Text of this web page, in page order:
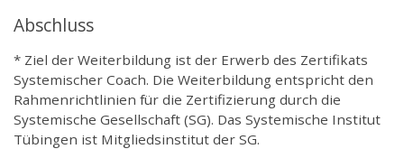
Abschluss
* Ziel der Weiterbildung ist der Erwerb des Zertifikats
Systemischer Coach. Die Weiterbildung entspricht den
Rahmenrichtlinien für die Zertifizierung durch die
Systemische Gesellschaft (SG). Das Systemische Institut
Tübingen ist Mitgliedsinstitut der SG.